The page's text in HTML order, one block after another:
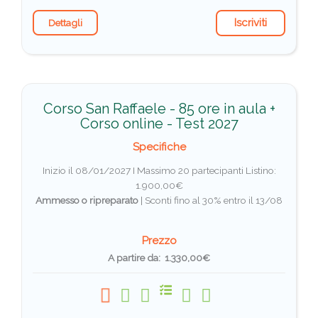
Dettagli Iscriviti
Corso San Raffaele - 85 ore in aula +
Corso online - Test 2027
Specifiche
Inizio il 08/01/2027 I Massimo 20 partecipanti Listino:
1.900,00€
Ammesso o ripreparato | Sconti fino al 30% entro il 13/08
Prezzo
A partire da: 1.330,00€